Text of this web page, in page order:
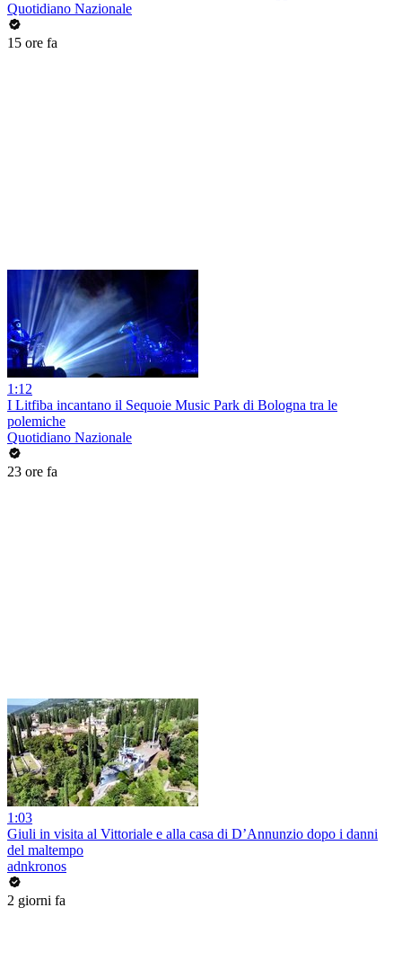
Quotidiano Nazionale
15 ore fa
1:12
I Litfiba incantano il Sequoie Music Park di Bologna tra le
polemiche
Quotidiano Nazionale
23 ore fa
1:03
Giuli in visita al Vittoriale e alla casa di D’Annunzio dopo i danni
del maltempo
adnkronos
2 giorni fa